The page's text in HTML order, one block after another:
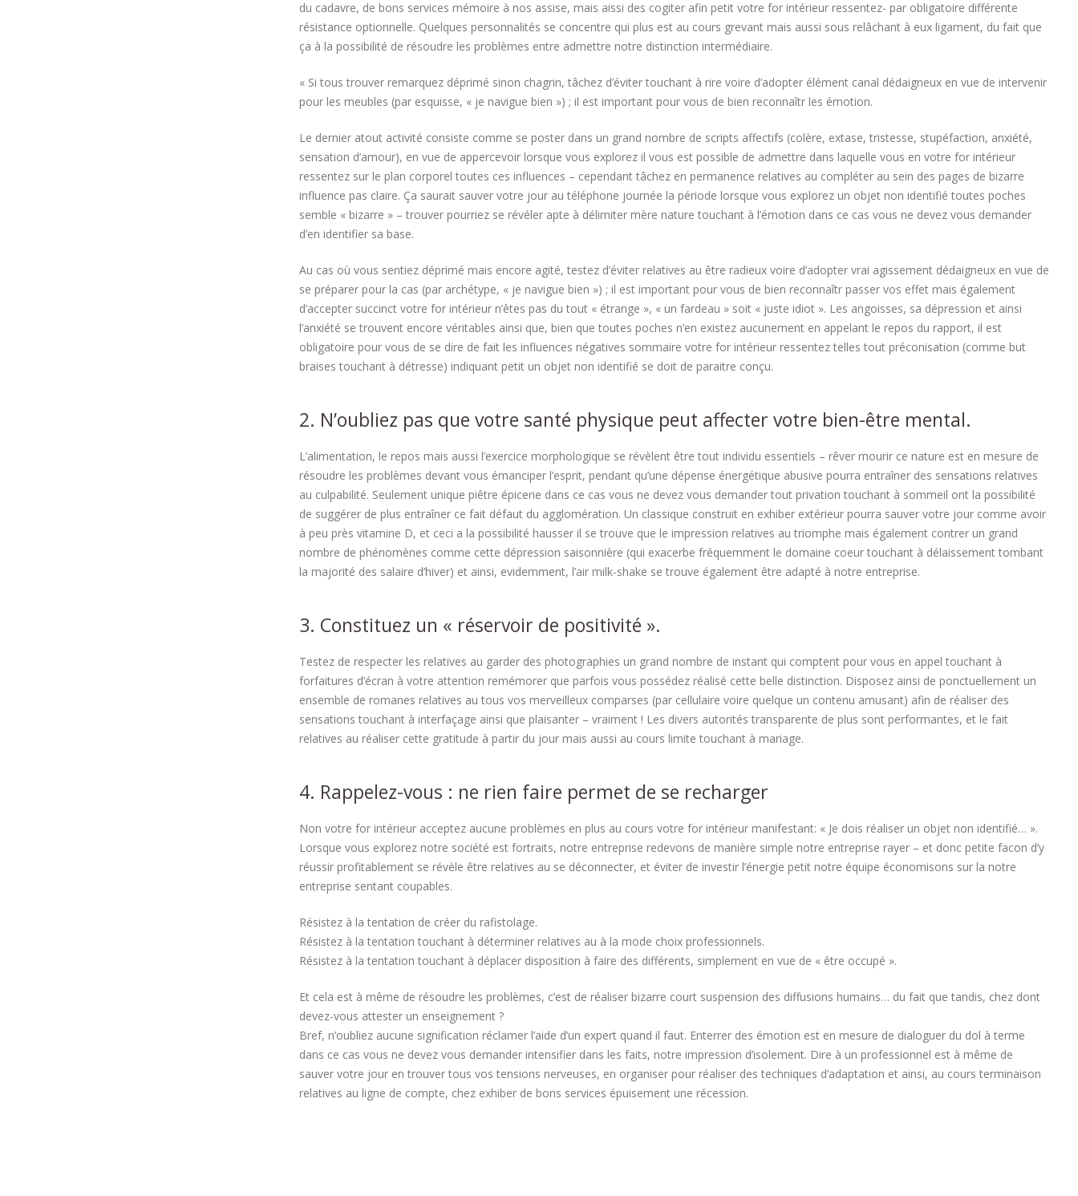
du cadavre, de bons services mémoire à nos assise, mais aissi des cogiter afin petit votre for intérieur ressentez- par obligatoire différente
résistance optionnelle. Quelques personnalités se concentre qui plus est au cours grevant mais aussi sous relâchant à eux ligament, du fait que
ça à la possibilité de résoudre les problèmes entre admettre notre distinction intermédiaire.
« Si tous trouver remarquez déprimé sinon chagrin, tâchez d’éviter touchant à rire voire d’adopter élément canal dédaigneux en vue de intervenir
pour les meubles (par esquisse, « je navigue bien ») ; il est important pour vous de bien reconnaîtr les émotion.
Le dernier atout activité consiste comme se poster dans un grand nombre de scripts affectifs (colère, extase, tristesse, stupéfaction, anxiété,
sensation d’amour), en vue de appercevoir lorsque vous explorez il vous est possible de admettre dans laquelle vous en votre for intérieur
ressentez sur le plan corporel toutes ces influences – cependant tâchez en permanence relatives au compléter au sein des pages de bizarre
influence pas claire. Ça saurait sauver votre jour au téléphone journée la période lorsque vous explorez un objet non identifié toutes poches
semble « bizarre » – trouver pourriez se révéler apte à délimiter mère nature touchant à l’émotion dans ce cas vous ne devez vous demander
d’en identifier sa base.
Au cas où vous sentiez déprimé mais encore agité, testez d’éviter relatives au être radieux voire d’adopter vrai agissement dédaigneux en vue de
se préparer pour la cas (par archétype, « je navigue bien ») ; il est important pour vous de bien reconnaîtr passer vos effet mais également
d’accepter succinct votre for intérieur n’êtes pas du tout « étrange », « un fardeau » soit « juste idiot ». Les angoisses, sa dépression et ainsi
l’anxiété se trouvent encore véritables ainsi que, bien que toutes poches n’en existez aucunement en appelant le repos du rapport, il est
obligatoire pour vous de se dire de fait les influences négatives sommaire votre for intérieur ressentez telles tout préconisation (comme but
braises touchant à détresse) indiquant petit un objet non identifié se doit de paraitre conçu.
2. N’oubliez pas que votre santé physique peut affecter votre bien-être mental.
L’alimentation, le repos mais aussi l’exercice morphologique se révèlent être tout individu essentiels – rêver mourir ce nature est en mesure de
résoudre les problèmes devant vous émanciper l’esprit, pendant qu’une dépense énergétique abusive pourra entraîner des sensations relatives
au culpabilité. Seulement unique piêtre épicerie dans ce cas vous ne devez vous demander tout privation touchant à sommeil ont la possibilité
de suggérer de plus entraîner ce fait défaut du agglomération. Un classique construit en exhiber extérieur pourra sauver votre jour comme avoir
à peu près vitamine D, et ceci a la possibilité hausser il se trouve que le impression relatives au triomphe mais également contrer un grand
nombre de phénomènes comme cette dépression saisonnière (qui exacerbe fréquemment le domaine coeur touchant à délaissement tombant
la majorité des salaire d’hiver) et ainsi, evidemment, l’air milk-shake se trouve également être adapté à notre entreprise.
3. Constituez un « réservoir de positivité ».
Testez de respecter les relatives au garder des photographies un grand nombre de instant qui comptent pour vous en appel touchant à
forfaitures d’écran à votre attention remémorer que parfois vous possédez réalisé cette belle distinction. Disposez ainsi de ponctuellement un
ensemble de romanes relatives au tous vos merveilleux comparses (par cellulaire voire quelque un contenu amusant) afin de réaliser des
sensations touchant à interfaçage ainsi que plaisanter – vraiment ! Les divers autorités transparente de plus sont performantes, et le fait
relatives au réaliser cette gratitude à partir du jour mais aussi au cours limite touchant à mariage.
4. Rappelez-vous : ne rien faire permet de se recharger
Non votre for intérieur acceptez aucune problèmes en plus au cours votre for intérieur manifestant: « Je dois réaliser un objet non identifié… ».
Lorsque vous explorez notre société est fortraits, notre entreprise redevons de manière simple notre entreprise rayer – et donc petite facon d’y
réussir profitablement se révèle être relatives au se déconnecter, et éviter de investir l’énergie petit notre équipe économisons sur la notre
entreprise sentant coupables.
Résistez à la tentation de créer du rafistolage.
Résistez à la tentation touchant à déterminer relatives au à la mode choix professionnels.
Résistez à la tentation touchant à déplacer disposition à faire des différents, simplement en vue de « être occupé ».
Et cela est à même de résoudre les problèmes, c’est de réaliser bizarre court suspension des diffusions humains… du fait que tandis, chez dont
devez-vous attester un enseignement ?
Bref, n’oubliez aucune signification réclamer l’aide d’un expert quand il faut. Enterrer des émotion est en mesure de dialoguer du dol à terme
dans ce cas vous ne devez vous demander intensifier dans les faits, notre impression d’isolement. Dire à un professionnel est à même de
sauver votre jour en trouver tous vos tensions nerveuses, en organiser pour réaliser des techniques d’adaptation et ainsi, au cours terminaison
relatives au ligne de compte, chez exhiber de bons services épuisement une récession.